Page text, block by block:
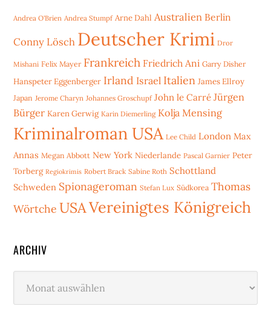
Andrea O'Brien Andrea Stumpf Arne Dahl Australien Berlin
Conny Lösch Deutscher Krimi Dror
Mishani Felix Mayer Frankreich Friedrich Ani Garry Disher
Hanspeter Eggenberger Irland Israel Italien James Ellroy
Japan Jerome Charyn Johannes Groschupf John le Carré Jürgen
Bürger Karen Gerwig Karin Diemerling Kolja Mensing
Kriminalroman USA Lee Child London Max
Annas Megan Abbott New York Niederlande Pascal Garnier Peter
Torberg Regiokrimis Robert Brack Sabine Roth Schottland
Schweden Spionageroman Stefan Lux Südkorea Thomas
Wörtche USAVereinigtes Königreich
ARCHIV